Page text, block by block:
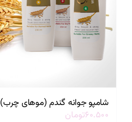
شامپو جوانه گندم (موهای چرب)
۶۰.۵۰۰تومان